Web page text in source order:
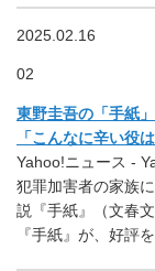
2025.02.16
02
東野圭吾の「手紙
「こんなに辛い役は
Yahoo!ニュース -
犯罪加害者の家族
説『手紙』（文春
『手紙』が、好評